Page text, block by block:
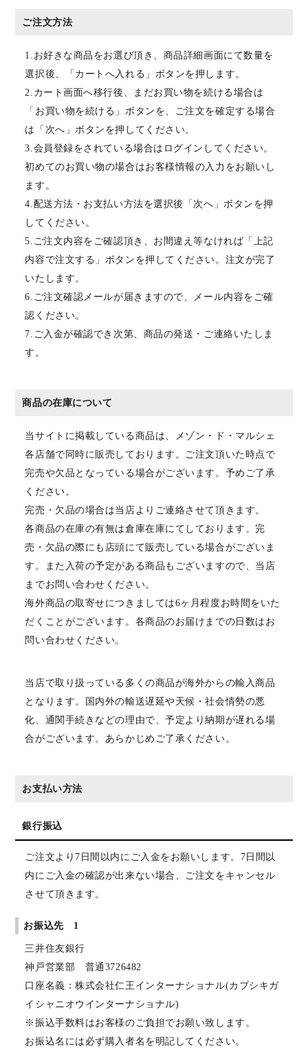
ご注文方法
1.お好きな商品をお選び頂き、商品詳細画面にて数量を
選択後、「カートへ入れる」ボタンを押します。
2.カート画面へ移行後、まだお買い物を続ける場合は
「お買い物を続ける」ボタンを、ご注文を確定する場合
は「次へ」ボタンを押してください。
3.会員登録をされている場合はログインしてください。
初めてのお買い物の場合はお客様情報の入力をお願いし
ます。
4.配送方法・お支払い方法を選択後「次へ」ボタンを押
してください。
5.ご注文内容をご確認頂き、お間違え等なければ「上記
内容で注文する」ボタンを押してください。注文が完了
いたします。
6.ご注文確認メールが届きますので、メール内容をご確
認ください。
7.ご入金が確認でき次第、商品の発送・ご連絡いたしま
す。
商品の在庫について
当サイトに掲載している商品は、メゾン・ド・マルシェ
各店舗で同時に販売しております。ご注文頂いた時点で
完売や欠品となっている場合がございます。予めご了承
ください。
完売・欠品の場合は当店よりご連絡させて頂きます。
各商品の在庫の有無は倉庫在庫にてしております。完
売・欠品の際にも店頭にて販売している場合がございま
す。また入荷の予定がある商品もございますので、当店
までお問い合わせください。
海外商品の取寄せにつきましては6ヶ月程度お時間をいた
だくことがございます。各商品のお届けまでの日数はお
問い合わせください。
当店で取り扱っている多くの商品が海外からの輸入商品
となります。国内外の輸送遅延や天候・社会情勢の悪
化、通関手続きなどの理由で、予定より納期が遅れる場
合がございます。あらかじめご了承ください。
お支払い方法
銀行振込
ご注文より7日間以内にご入金をお願いします。7日間以
内にご入金の確認が出来ない場合、ご注文をキャンセル
させて頂きます。
お振込先 1
三井住友銀行
神戸営業部 普通3726482
口座名義：株式会社仁王インターナショナル(カブシキガ
イシャニオウインターナショナル)
※振込手数料はお客様のご負担でお願い致します。
お振込名には必ず購入者名を明記してください。